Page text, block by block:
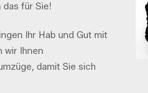
für Sie!
Ihr Hab und Gut mit
wir Ihnen
damit Sie sich